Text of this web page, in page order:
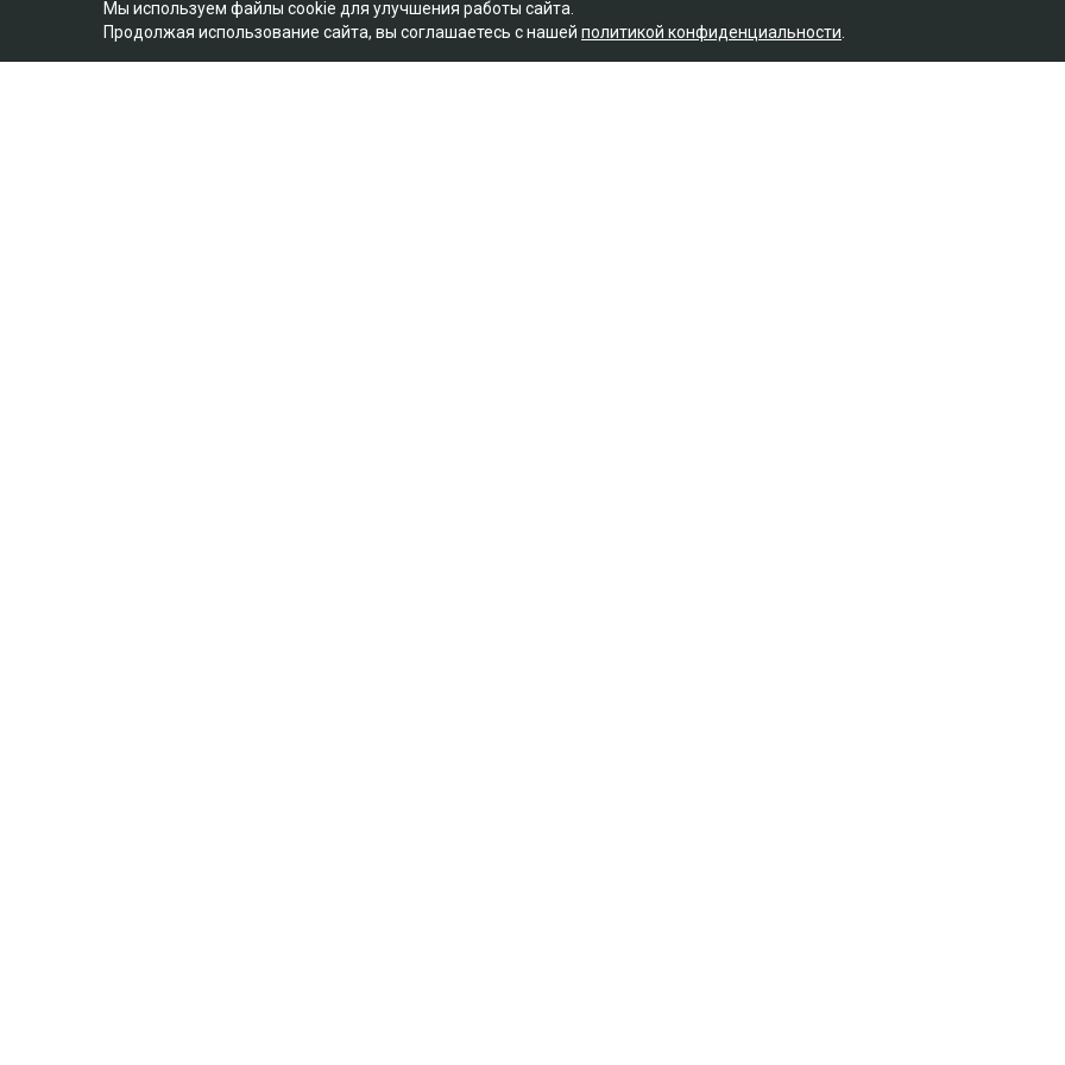
Мы используем файлы cookie для улучшения работы сайта.
Продолжая использование сайта, вы соглашаетесь с нашей политикой конфиденциальности